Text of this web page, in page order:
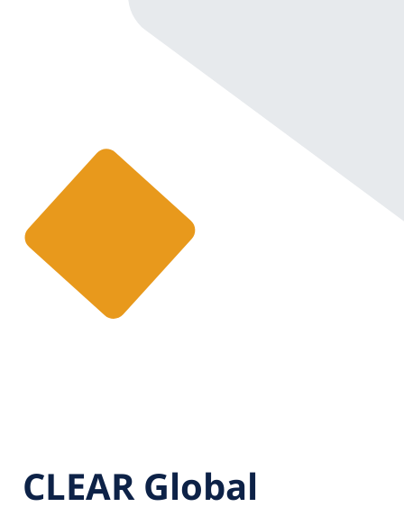
CLEAR Global